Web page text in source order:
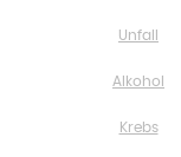
Unfall
Alkohol
Krebs